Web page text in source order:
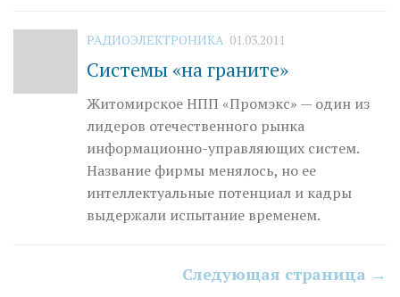
РАДИОЭЛЕКТРОНИКА 01.03.2011
Системы «на граните»
Житомирское НПП «Промэкс» — один из
лидеров отечественного рынка
информационно-управляющих систем.
Название фирмы менялось, но ее
интеллектуальные потенциал и кад­ры
выдержали испытание временем.
Следующая страница →